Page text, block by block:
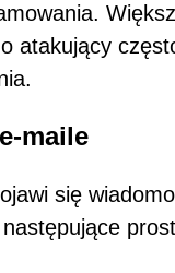
atakujący
maile
się